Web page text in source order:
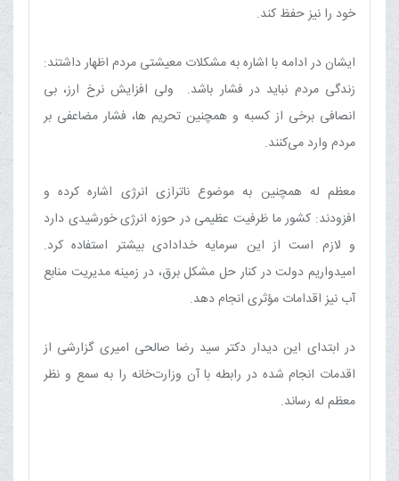
خود را نیز حفظ کند.
ایشان در ادامه با اشاره به مشکلات معیشتی مردم اظهار داشتند:
زندگی مردم نباید در فشار باشد. ولی افزایش نرخ ارز، بی
انصافی برخی از کسبه و همچنین تحریم ها، فشار مضاعفی بر
مردم وارد می‌کنند.
معظم له همچنین به موضوع ناترازی انرژی اشاره کرده و
افزودند: کشور ما ظرفیت عظیمی در حوزه انرژی خورشیدی دارد
و لازم است از این سرمایه خدادادی بیشتر استفاده کرد.
امیدواریم دولت در کنار حل مشکل برق، در زمینه مدیریت منابع
آب نیز اقدامات مؤثری انجام دهد.
در ابتدای این دیدار دکتر سید رضا صالحی امیری گزارشی از
اقدمات انجام شده در رابطه با آن وزارت‌خانه را به سمع و نظر
معظم له رساند.